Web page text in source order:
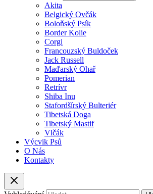
Akita
Belgický Ovčák
Boloňský Psík
Border Kolie
Corgi
Francouzský Buldoček
Jack Russell
Maďarský Ohař
Pomerian
Retrívr
Shiba Inu
Stafordšírský Bulteriér
Tibetská Doga
Tibetský Mastif
Vlčák
Výcvik Psů
O Nás
Kontakty